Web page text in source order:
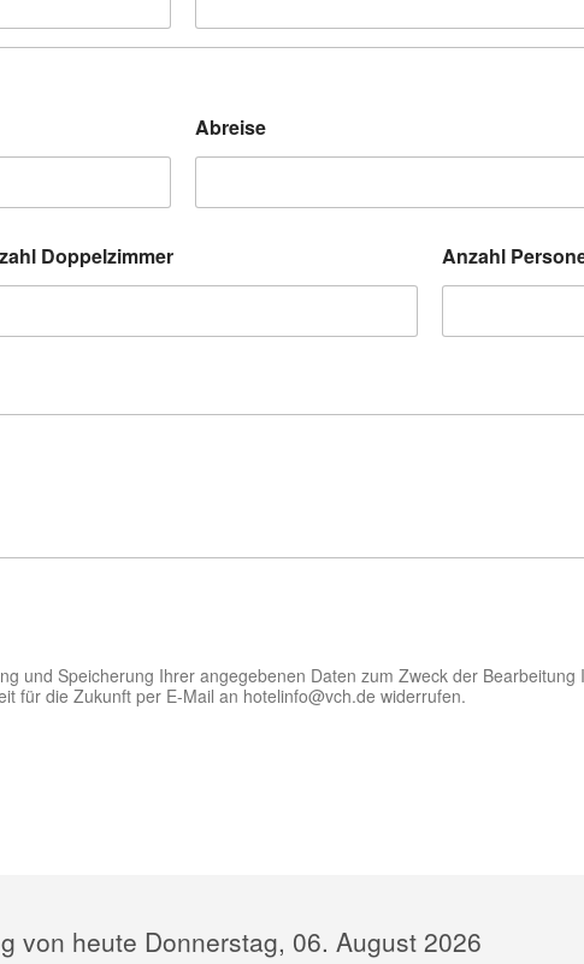
Abreise
Doppelzimmer Anzahl
und Speicherung Ihrer angegebenen Daten zum Zweck der
für die Zukunft per E-Mail an hotelinfo@vch.de widerrufen.
von heute Donnerstag, 06. August 2026